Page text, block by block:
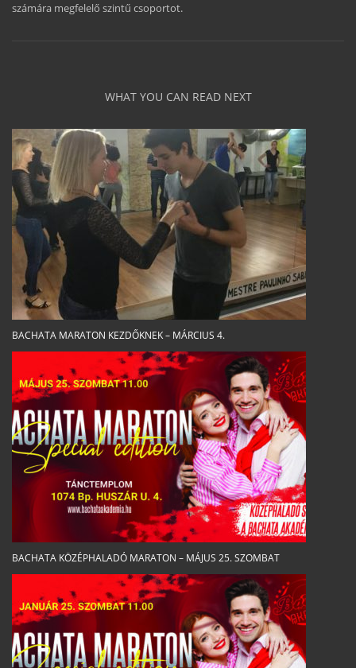
számára megfelelő szintű csoportot.
WHAT YOU CAN READ NEXT
BACHATA MARATON KEZDŐKNEK – MÁRCIUS 4.
BACHATA KÖZÉPHALADÓ MARATON – MÁJUS 25. SZOMBAT